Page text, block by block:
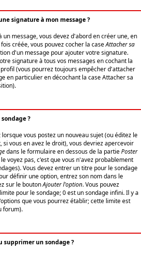
signature à mon message ?
un message, vous devez d'abord en créer une, en
créée, vous pouvez cocher la caseAttacher sa
d'un message pour ajouter votre signature.
signature à tous vos messages en cochant la
(vous pourrez toujours empêcher d'attacher
en particulier en décochant la case Attacher sa
?
vous postez un nouveau sujet (ou éditez le
vous en avez le droit), vous devriez apercevoir
dans le formulaire en dessous de la partiePoster
voyez pas, c'est que vous n'avez probablement
Vous devez entrer un titre pour le sondage
définir une option, entrez son nom dans le
sur le boutonAjouter l'option. Vous pouvez
pour le sondage; 0 est un sondage infini. Il y a
que vous pourrez établir; cette limite est
forum).
supprimer un sondage ?